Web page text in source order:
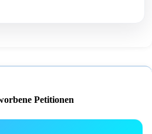
Petitionen